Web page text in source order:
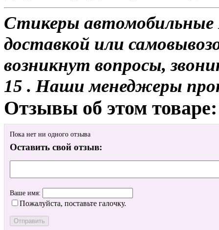
Стикеры
доставкой или
возникнут вопросы,
15 . Наши менеджеры
Отзывы об этом товаре:
Пока нет ни одного отзыва
Оставить свой отзыв:
Ваше имя:
Пожалуйста, поставьте галочку.